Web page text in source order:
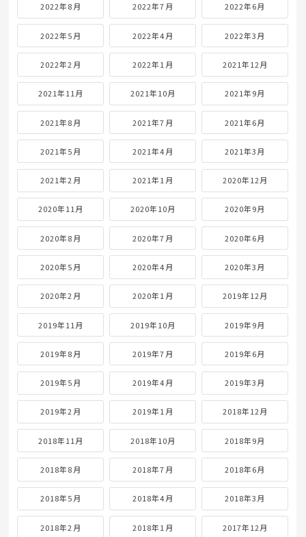
2022年8月 2022年7月 2022年6月
2022年5月 2022年4月 2022年3月
2022年2月 2022年1月 2021年12月
2021年11月 2021年10月 2021年9月
2021年8月 2021年7月 2021年6月
2021年5月 2021年4月 2021年3月
2021年2月 2021年1月 2020年12月
2020年11月 2020年10月 2020年9月
2020年8月 2020年7月 2020年6月
2020年5月 2020年4月 2020年3月
2020年2月 2020年1月 2019年12月
2019年11月 2019年10月 2019年9月
2019年8月 2019年7月 2019年6月
2019年5月 2019年4月 2019年3月
2019年2月 2019年1月 2018年12月
2018年11月 2018年10月 2018年9月
2018年8月 2018年7月 2018年6月
2018年5月 2018年4月 2018年3月
2018年2月 2018年1月 2017年12月